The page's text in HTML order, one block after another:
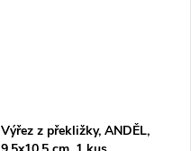
Výřez z překližky, ANDĚL,